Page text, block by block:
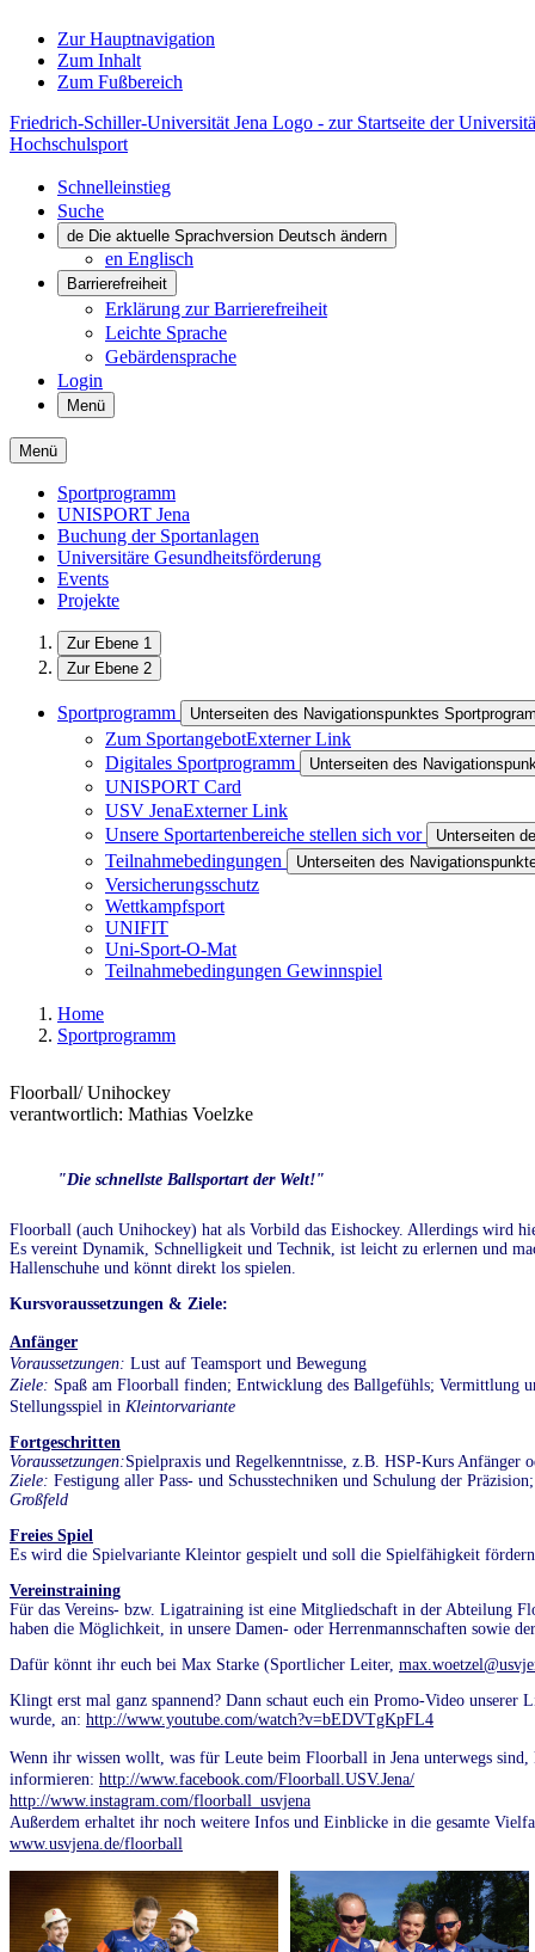
Zur Hauptnavigation
Zum Inhalt
Zum Fußbereich
Friedrich-Schiller-Universität Jena Logo - zur Startseite der
Hochschulsport
Schnelleinstieg
Suche
de Die aktuelle Sprachversion Deutsch ändern
en Englisch
Barrierefreiheit
Erklärung zur Barrierefreiheit
Leichte Sprache
Gebärdensprache
Login
Menü
Menü
Sportprogramm
UNISPORT Jena
Buchung der Sportanlagen
Universitäre Gesundheitsförderung
Events
Projekte
Zur Ebene 1
Zur Ebene 2
Sportprogramm Unterseiten des Navigationspunktes
Zum SportangebotExterner Link
Digitales Sportprogramm
Unterseiten des
UNISPORT Card
USV JenaExterner Link
Unsere Sportartenbereiche stellen sich vor
Unterseiten
Teilnahmebedingungen Unterseiten des
Versicherungsschutz
Wettkampfsport
UNIFIT
Uni-Sport-O-Mat
Teilnahmebedingungen Gewinnspiel
Home
Sportprogramm
Floorball/ Unihockey
verantwortlich: Mathias Voelzke
"Die schnellste Ballsportart der Welt!"
Floorball (auch Unihockey) hat als Vorbild das Eishockey. Allerdings wird
Es vereint Dynamik, Schnelligkeit und Technik, ist leicht zu erlernen und
Hallenschuhe und könnt direkt los spielen.
Kursvoraussetzungen & Ziele:
Anfänger
Voraussetzungen: Lust auf Teamsport und Bewegung
Ziele: Spaß am Floorball finden; Entwicklung des Ballgefühls; Vermittlung
Stellungsspiel in Kleintorvariante
Fortgeschritten
Voraussetzungen:Spielpraxis und Regelkenntnisse, z.B. HSP-Kurs Anfänger
Ziele: Festigung aller Pass- und Schusstechniken und Schulung der
Großfeld
Freies Spiel
Es wird die Spielvariante Kleintor gespielt und soll die Spielfähigkeit
Vereinstraining
Für das Vereins- bzw. Ligatraining ist eine Mitgliedschaft in der Abteilung
haben die Möglichkeit, in unsere Damen- oder Herrenmannschaften sowie
Dafür könnt ihr euch bei Max Starke (Sportlicher Leiter,
Klingt erst mal ganz spannend? Dann schaut euch ein Promo-Video
wurde, an: http://www.youtube.com/watch?v=bEDVTgKpFL4
Wenn ihr wissen wollt, was für Leute beim Floorball in Jena unterwegs
informieren: http://www.facebook.com/Floorball.USV.Jena/
http://www.instagram.com/floorball_usvjena
Außerdem erhaltet ihr noch weitere Infos und Einblicke in die gesamte
www.usvjena.de/floorball